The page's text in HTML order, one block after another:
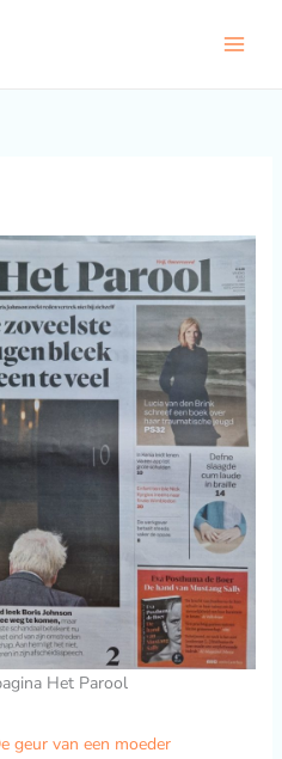
Het Parool
geur van een moeder